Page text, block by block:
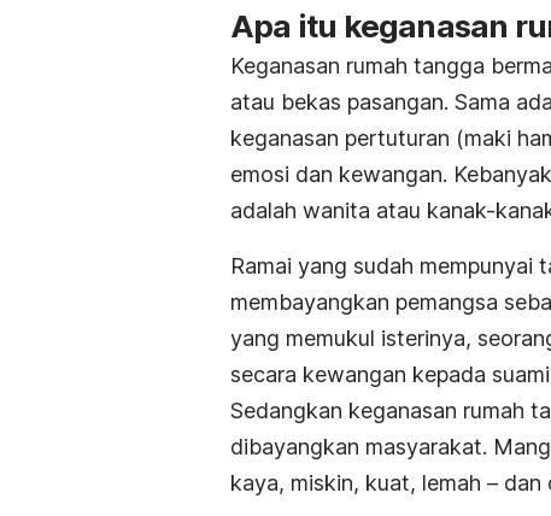
Apa itu keganasan
Keganasan rumah tangga
atau bekas pasangan. Sama
keganasan pertuturan (maki
emosi dan kewangan.
adalah wanita atau kanak-
Ramai yang sudah mempunyai
membayangkan pemangsa
yang memukul isterinya,
secara kewangan kepada
Sedangkan keganasan rumah
dibayangkan masyarakat.
kaya, miskin, kuat, lemah –